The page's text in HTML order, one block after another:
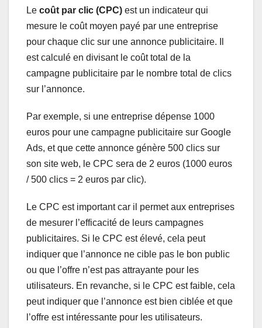
Le coût par clic (CPC) est un indicateur qui
mesure le coût moyen payé par une entreprise
pour chaque clic sur une annonce publicitaire. Il
est calculé en divisant le coût total de la
campagne publicitaire par le nombre total de clics
sur l’annonce.
Par exemple, si une entreprise dépense 1000
euros pour une campagne publicitaire sur Google
Ads, et que cette annonce génère 500 clics sur
son site web, le CPC sera de 2 euros (1000 euros
/ 500 clics = 2 euros par clic).
Le CPC est important car il permet aux entreprises
de mesurer l’efficacité de leurs campagnes
publicitaires. Si le CPC est élevé, cela peut
indiquer que l’annonce ne cible pas le bon public
ou que l’offre n’est pas attrayante pour les
utilisateurs. En revanche, si le CPC est faible, cela
peut indiquer que l’annonce est bien ciblée et que
l’offre est intéressante pour les utilisateurs.